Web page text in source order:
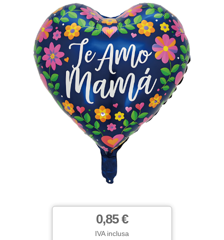
0,85 €
IVA inclusa